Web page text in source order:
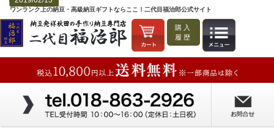
ワンランク上の納豆・高級納豆ギフトならここ！二代目福治郎公式サイト
購入
履歴